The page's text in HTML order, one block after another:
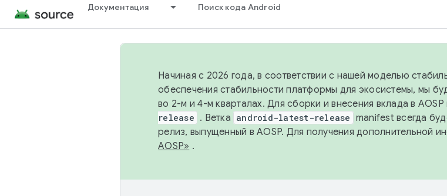
Документация Поиск кода Android
Начиная с 2026 года, в соответствии с нашей моделью
обеспечения стабильности платформы для экосистемы, мы
во 2-м и 4-м кварталах. Для сборки и внесения вклада в AOSP
release . Ветка android-latest-release manifest всегда
релиз, выпущенный в AOSP. Для получения дополнительной
AOSP» .